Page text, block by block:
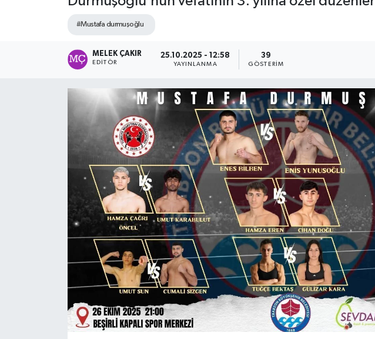
#Mustafa durmuşoğlu
MELEK ÇAKIR
EDITÖR
25.10.2025 - 12:58
YAYINLANMA
39
GÖSTERIM